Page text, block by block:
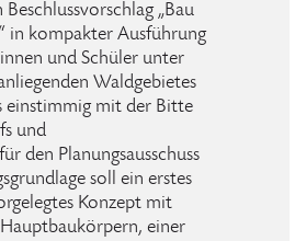
„Bau
in kompakter Ausführung
und Schüler unter
Waldgebietes
einstimmig mit der Bitte
und
den Planungsausschuss
soll ein erstes
Konzept mit
einer